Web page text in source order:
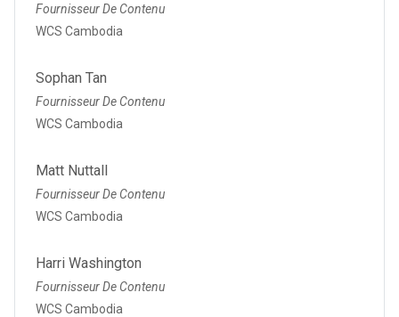
Fournisseur De Contenu
WCS Cambodia
Sophan Tan
Fournisseur De Contenu
WCS Cambodia
Matt Nuttall
Fournisseur De Contenu
WCS Cambodia
Harri Washington
Fournisseur De Contenu
WCS Cambodia